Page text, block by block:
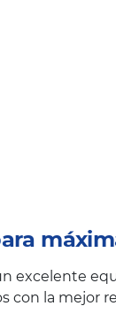
excelente
la mejor